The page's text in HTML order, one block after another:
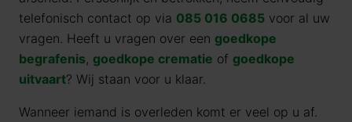
telefonisch contact op via 085 016 0685 voor al uw
vragen. Heeft u vragen over een goedkope
begrafenis, goedkope crematie of goedkope
uitvaart? Wij staan voor u klaar.
Wanneer iemand is overleden komt er veel op u af.